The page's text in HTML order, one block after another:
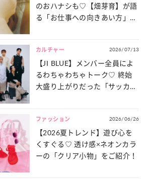
のおハナシも♡【畑芽育】が語
る「お仕事への向きあい方」と
カルチャー 2026/07/13
【JI BLUE】メンバー全員によ
るわちゃわちゃトーク♡ 終始
大盛り上がりだった「サッカー
ファッション 2026/06/26
【2026夏トレンド】遊び心を
くすぐる♡ 透け感×ネオンカラ
ーの「クリア小物」をご紹介！